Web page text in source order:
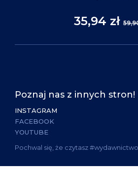
35,94 zł
Poznaj nas z innych stron!
INSTAGRAM
FACEBOOK
YOUTUBE
Pochwal się, że czytasz